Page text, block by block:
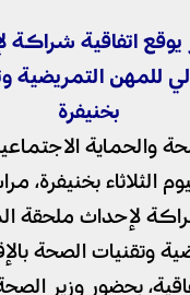
يوقع اتفاقية
للمهن التمريضية
بخنيفرة
والحماية
الثلاثاء بخنيفرة،
لإحداث ملحقة
وتقنيات الصحة
بحضور وزير